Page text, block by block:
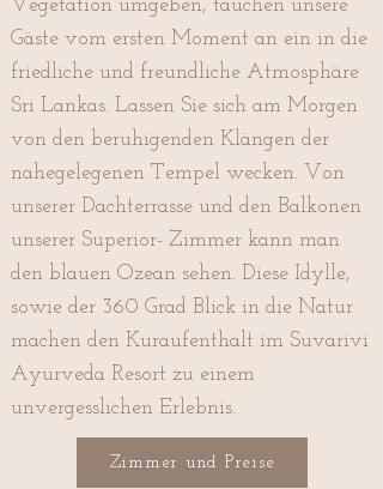
Vegetation umgeben, tauchen unsere
Gäste vom ersten Moment an ein in die
friedliche und freundliche Atmosphäre
Sri Lankas. Lassen Sie sich am Morgen
von den beruhigenden Klängen der
nahegelegenen Tempel wecken. Von
unserer Dachterrasse und den Balkonen
unserer Superior- Zimmer kann man
den blauen Ozean sehen. Diese Idylle,
sowie der 360 Grad Blick in die Natur
machen den Kuraufenthalt im Suvarivi
Ayurveda Resort zu einem
unvergesslichen Erlebnis.
Zimmer und Preise